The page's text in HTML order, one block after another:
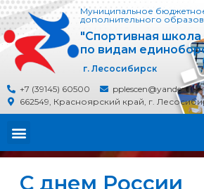
Муниципальное
дополнительного
"Спортивная школа
по видам
г. Лесосибирск
+7 (39145) 60500
pplescen@yandex.ru
662549, Красноярский край, г.
С днем России